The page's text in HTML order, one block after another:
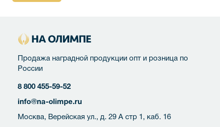
Продажа наградной продукции опт и розница по
России
8 800 455-59-52
info@na-olimpe.ru
Москва, Верейская ул., д. 29 А стр 1, каб. 16